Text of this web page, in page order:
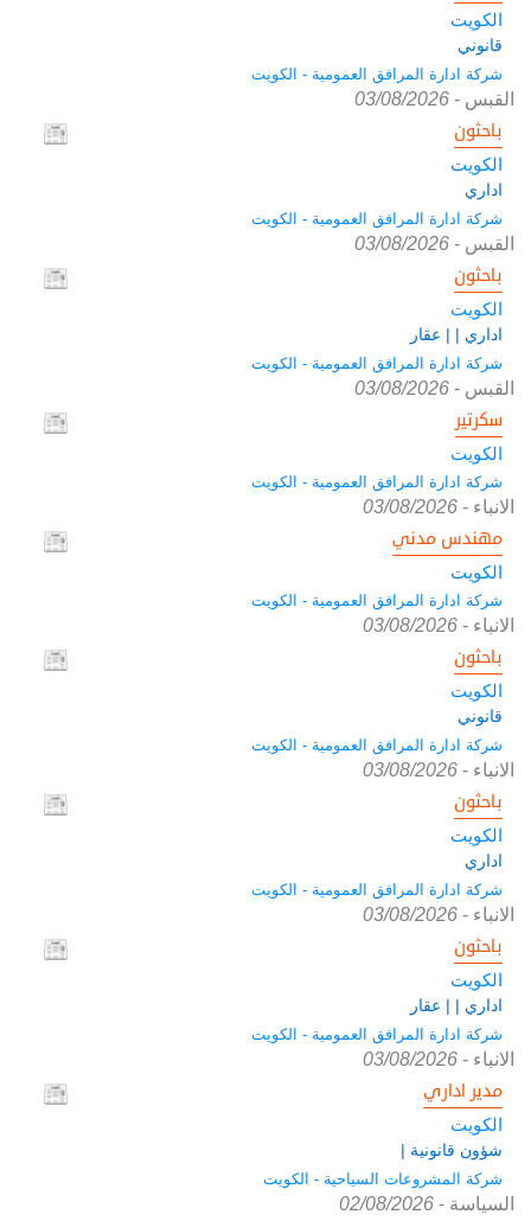
الكويت
قانوني
شركة ادارة المرافق العمومية - الكويت
القبس -
03/08/2026
باحثون
الكويت
اداري
شركة ادارة المرافق العمومية - الكويت
القبس -
03/08/2026
باحثون
الكويت
اداري | | عقار
شركة ادارة المرافق العمومية - الكويت
القبس -
03/08/2026
سكرتير
الكويت
شركة ادارة المرافق العمومية - الكويت
الانباء -
03/08/2026
مهندس مدني
الكويت
شركة ادارة المرافق العمومية - الكويت
الانباء -
03/08/2026
باحثون
الكويت
قانوني
شركة ادارة المرافق العمومية - الكويت
الانباء -
03/08/2026
باحثون
الكويت
اداري
شركة ادارة المرافق العمومية - الكويت
الانباء -
03/08/2026
باحثون
الكويت
اداري | | عقار
شركة ادارة المرافق العمومية - الكويت
الانباء -
03/08/2026
مدير اداري
الكويت
شؤون قانونية |
شركة المشروعات السياحية - الكويت
السياسة -
02/08/2026